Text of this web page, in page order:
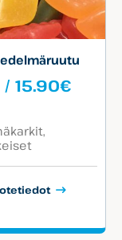
/ 15.90€